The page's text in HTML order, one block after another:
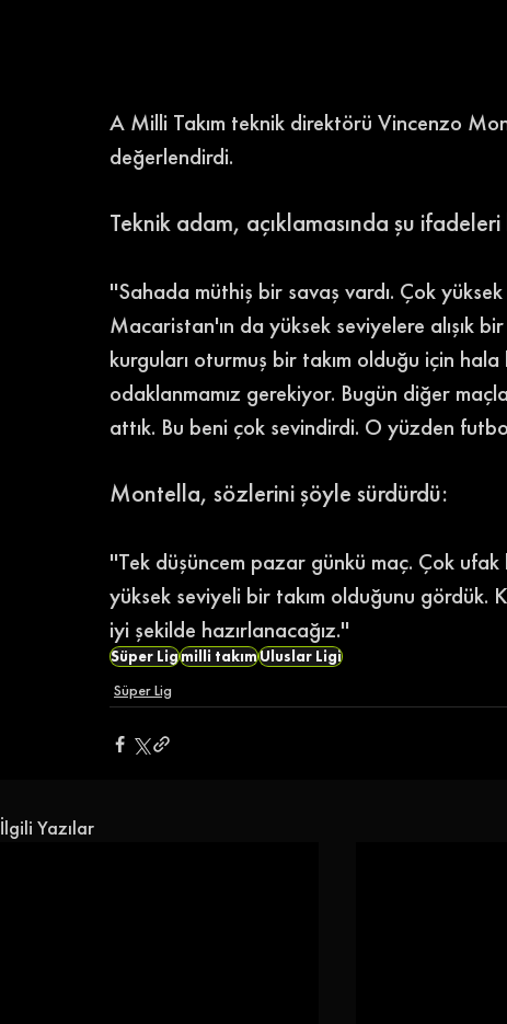
A Milli Takım teknik direktörü Vincenzo
değerlendirdi.
Teknik adam, açıklamasında şu ifadeleri
''Sahada müthiş bir savaş vardı. Çok
Macaristan'ın da yüksek seviyelere alışık
kurguları oturmuş bir takım olduğu için
odaklanmamız gerekiyor. Bugün diğer
attık. Bu beni çok sevindirdi. O yüzden
Montella, sözlerini şöyle sürdürdü:
''Tek düşüncem pazar günkü maç. Çok
yüksek seviyeli bir takım olduğunu gördük.
iyi şekilde hazırlanacağız.''
Süper Ligmilli takımUluslar Ligi
Süper Lig
İlgili Yazılar